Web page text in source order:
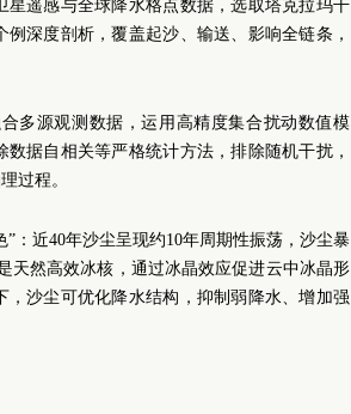
遥感与全球降水格点数据，选取塔克拉玛干
深度剖析，覆盖起沙、输送、影响全链条，
多源观测数据，运用高精度集合扰动数值模
据自相关等严格统计方法，排除随机干扰，
过程。
：近40年沙尘呈现约10年周期性振荡，沙尘暴
天然高效冰核，通过冰晶效应促进云中冰晶形
沙尘可优化降水结构，抑制弱降水、增加强